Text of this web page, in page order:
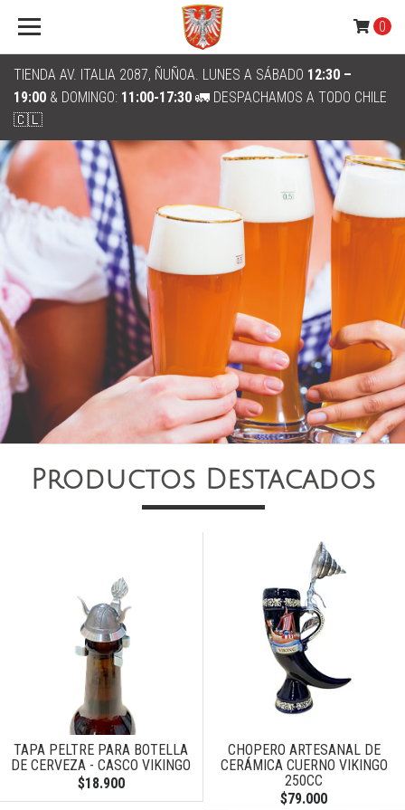
TIENDA AV. ITALIA 2087, ÑUÑOA. LUNES A SÁBADO 12:30 –
19:00 & DOMINGO: 11:00-17:30 🚛 DESPACHAMOS A TODO CHILE
🇨🇱
0
Productos Destacados
TAPA PELTRE PARA BOTELLA
DE CERVEZA - CASCO VIKINGO
$18.900
CHOPERO ARTESANAL DE
CERÁMICA CUERNO VIKINGO
250CC
$79.000